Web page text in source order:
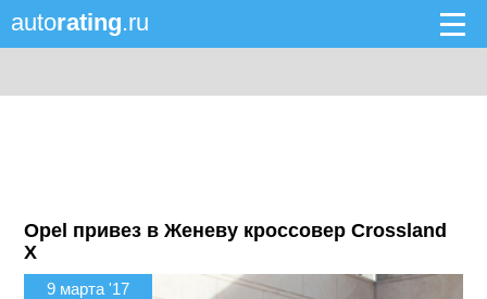
autorating.ru
Opel привез в Женеву кроссовер Crossland
X
9 марта '17